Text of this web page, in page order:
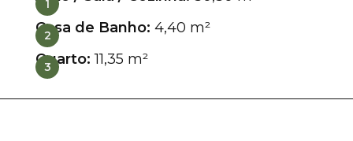
1
2
Casa de Banho: 4,40 m²
3
Quarto:11,35 m²